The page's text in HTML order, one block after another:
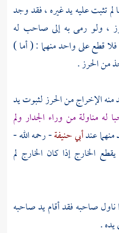
تثبت عليه يد غيره ، فقد وجد
، ولو رمى به إلى صاحب له
قطع على واحد منهما : ( أما )
من الحرز .
الإخراج من الحرز لثبوت يد
له مناولة من وراء الجدار ولم
عندأبي حنيفة- رحمه الله -
الخارج إذا كان الخارج لم
صاحبه فقد أقام يد صاحبه
يده .